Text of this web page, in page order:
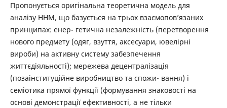
Пропонується оригінальна теоретична модель для
аналізу ННМ, що базується на трьох взаємопов’язаних
принципах: енер- гетична незалежність (перетворення
нового предмету (одяг, взуття, аксесуари, ювелірні
вироби) на активну систему забезпечення
життєдіяльності); мережева децентралізація
(позаінституційне виробництво та спожи- вання) і
семіотика прямої функції (формування знаковості на
основі демонстрації ефективності, а не тільки